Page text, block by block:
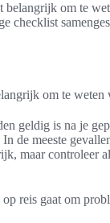
om te
checklist
om te weten
geldig is na je
de meeste
maar controleer
reis gaat om